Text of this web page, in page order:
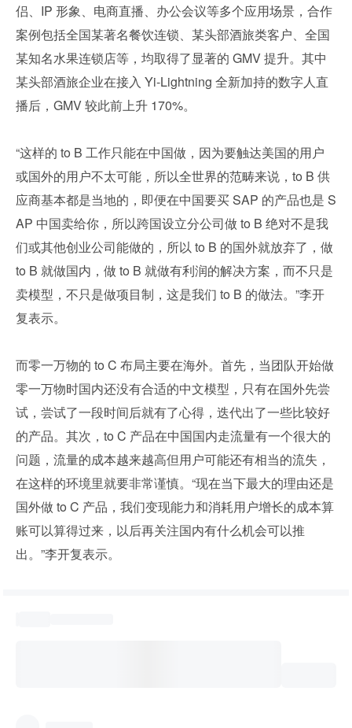
侣、IP 形象、电商直播、办公会议等多个应用场景，合作
案例包括全国某著名餐饮连锁、某头部酒旅类客户、全国
某知名水果连锁店等，均取得了显著的 GMV 提升。其中
某头部酒旅企业在接入 Yi-Lightning 全新加持的数字人直
播后，GMV 较此前上升 170%。
“这样的 to B 工作只能在中国做，因为要触达美国的用户
或国外的用户不太可能，所以全世界的范畴来说，to B 供
应商基本都是当地的，即便在中国要买 SAP 的产品也是 S
AP 中国卖给你，所以跨国设立分公司做 to B 绝对不是我
们或其他创业公司能做的，所以 to B 的国外就放弃了，做
to B 就做国内，做 to B 就做有利润的解决方案，而不只是
卖模型，不只是做项目制，这是我们 to B 的做法。”李开
复表示。
而零一万物的 to C 布局主要在海外。首先，当团队开始做
零一万物时国内还没有合适的中文模型，只有在国外先尝
试，尝试了一段时间后就有了心得，迭代出了一些比较好
的产品。其次，to C 产品在中国国内走流量有一个很大的
问题，流量的成本越来越高但用户可能还有相当的流失，
在这样的环境里就要非常谨慎。“现在当下最大的理由还是
国外做 to C 产品，我们变现能力和消耗用户增长的成本算
账可以算得过来，以后再关注国内有什么机会可以推
出。”李开复表示。